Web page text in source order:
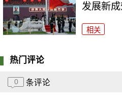
发展新
相关
热门评论
0 条评论